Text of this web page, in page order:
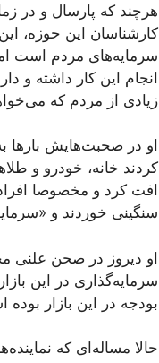
هرچند که پارسال و در
کارشناسان این حوزه،
سرمایه‌‌های مردم است
انجام این کار داشته و
زیادی از مردم که
او در صحبت‌هایش بارها
کردند خانه، خودرو و
افت کرد و مخصوصا
سنگینی خوردند و
او دیروز در صحن علنی
سرمایه‌گذاری در این
بودجه در این بازار بوده
حالا مساله‌ای که